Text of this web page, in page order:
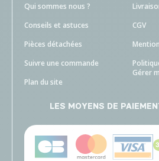
Qui sommes nous ?
Conseils et astuces
Pièces détachées
Suivre une commande
Plan du site
CGV
Gérer
LES MOYENS DE